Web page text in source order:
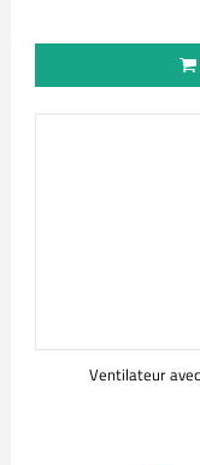
Ventilateur